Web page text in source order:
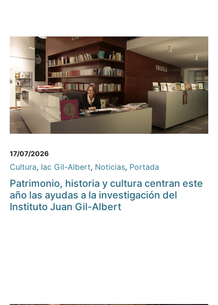
17/07/2026
Cultura, Iac Gil-Albert, Noticias, Portada
Patrimonio, historia y cultura centran este
año las ayudas a la investigación del
Instituto Juan Gil-Albert